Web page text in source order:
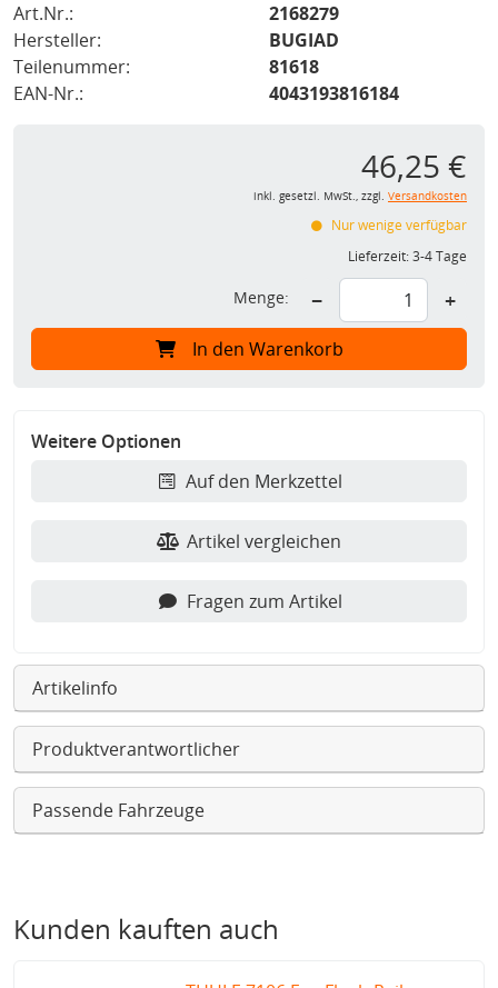
Art.Nr.:
2168279
Hersteller:
BUGIAD
Teilenummer:
81618
EAN-Nr.:
4043193816184
46,25 €
inkl. gesetzl. MwSt., zzgl. Versandkosten
Nur wenige verfügbar
Lieferzeit:3-4 Tage
Menge: − +
In den Warenkorb
Weitere Optionen
Auf den Merkzettel
Artikel vergleichen
Fragen zum Artikel
Artikelinfo
Produktverantwortlicher
Passende Fahrzeuge
Kunden kauften auch